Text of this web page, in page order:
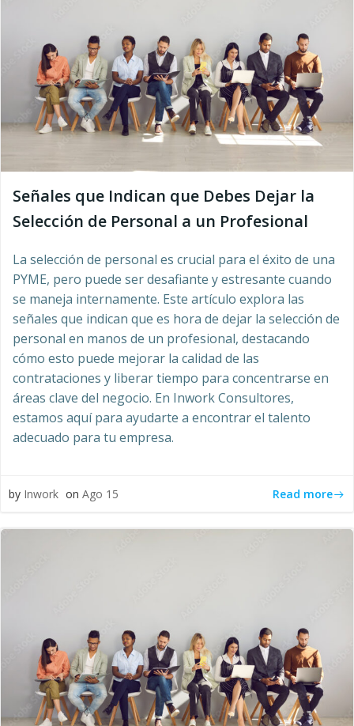
Señales que Indican que Debes Dejar la
Selección de Personal a un Profesional
La selección de personal es crucial para el éxito de una
PYME, pero puede ser desafiante y estresante cuando
se maneja internamente. Este artículo explora las
señales que indican que es hora de dejar la selección de
personal en manos de un profesional, destacando
cómo esto puede mejorar la calidad de las
contrataciones y liberar tiempo para concentrarse en
áreas clave del negocio. En Inwork Consultores,
estamos aquí para ayudarte a encontrar el talento
adecuado para tu empresa.
by Inwork on Ago 15 Read more